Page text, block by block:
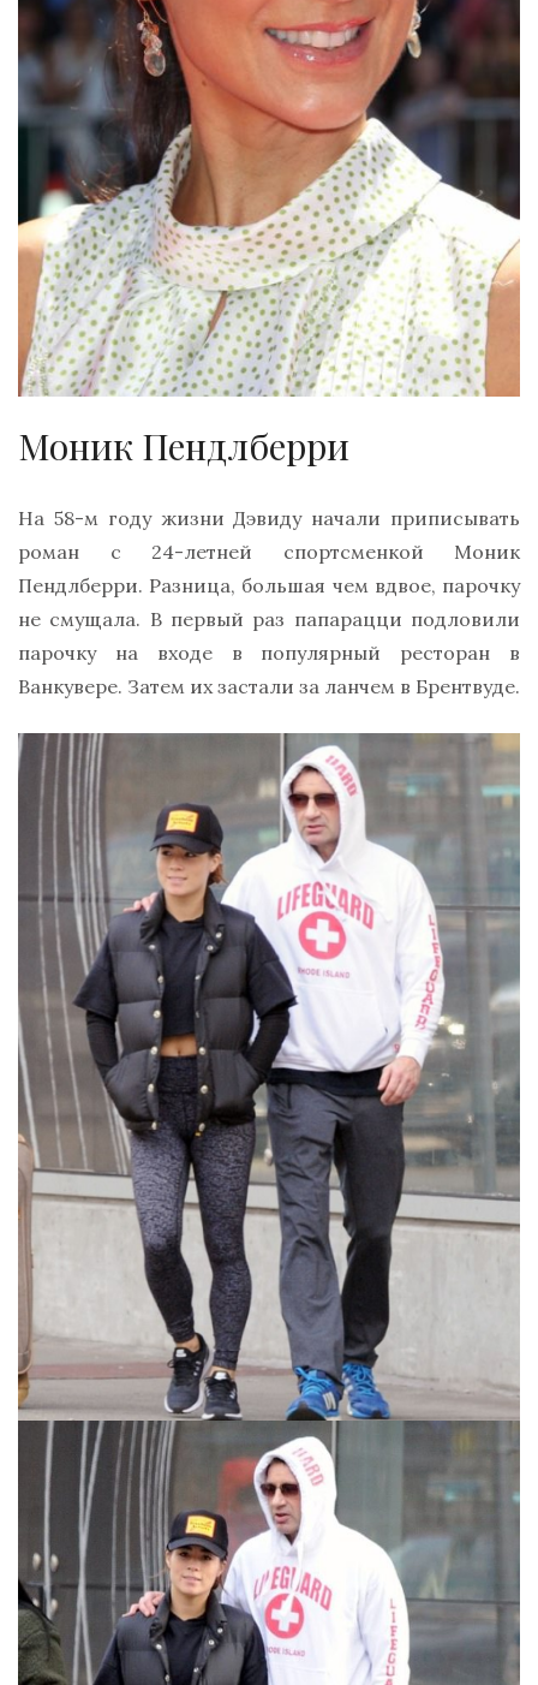
Моник Пендлберри
На 58-м году жизни Дэвиду начали приписывать
роман с 24-летней спортсменкой Моник
Пендлберри. Разница, большая чем вдвое, парочку
не смущала. В первый раз папарацци подловили
парочку на входе в популярный ресторан в
Ванкувере. Затем их застали за ланчем в Брентвуде.